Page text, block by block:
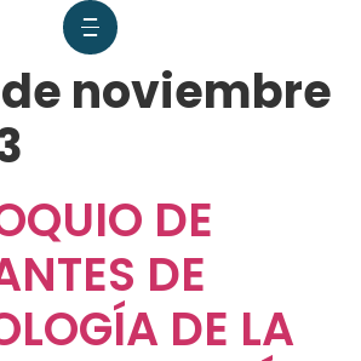
de noviembre
DE
DE
DE LA